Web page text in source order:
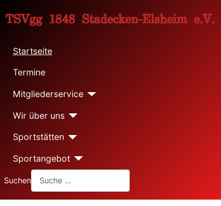
Startseite
Termine
Mitgliederservice
Wir über uns
Sportstätten
Sportangebot
Suchen